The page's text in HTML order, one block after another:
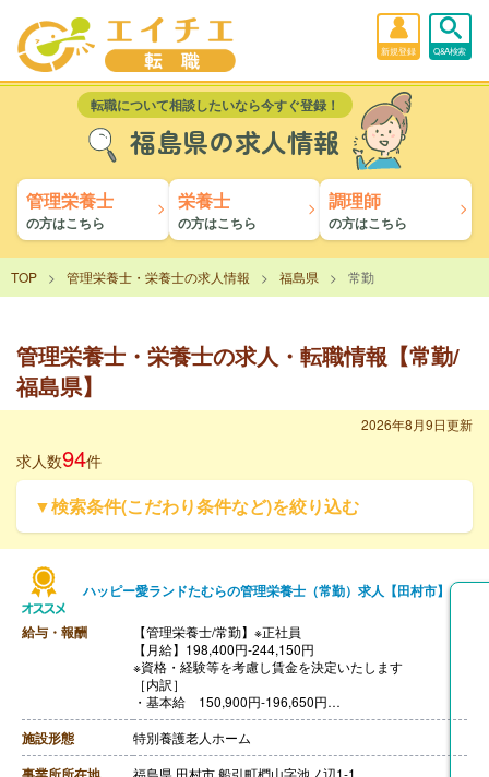
新規登録 Q&A検索
転職について相談したいなら今すぐ登録！
福島県の求人情報
管理栄養士
の方はこちら
栄養士
の方はこちら
調理師
の方はこちら
TOP 管理栄養士・栄養士の求人情報 福島県 常勤
管理栄養士・栄養士の求人・転職情報【常勤/
福島県】
2026年8月9日更新
求人数94件
▼検索条件(こだわり条件など)を絞り込む
ハッピー愛ランドたむらの管理栄養士（常勤）求人【田村市】
給与・報酬
【管理栄養士/常勤】※正社員
【月給】198,400円-244,150円
※資格・経験等を考慮し賃金を決定いたします
［内訳］
・基本給 150,900円-196,650円
・特殊業務手当 2,000円
・処遇手当 23,500円
・特定処遇改善手当 12,000円
・資格手当 10,000円
施設形態 特別養護老人ホーム
福島県 田村市 船引町椚山字池ノ辺1-1